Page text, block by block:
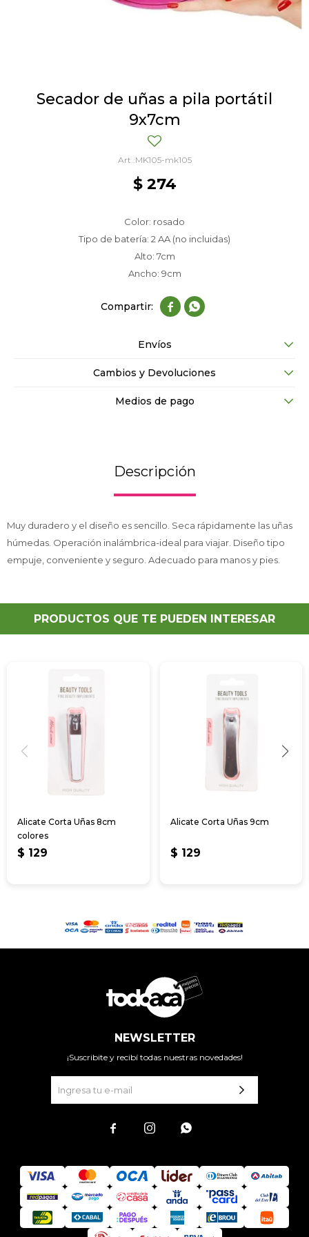
Secador de uñas a pila portátil
9x7cm
MK105-mk105
$ 274
Color: rosado
Tipo de batería: 2 AA (no incluidas)
Alto: 7cm
Ancho: 9cm
 
Envíos
Cambios y Devoluciones
Medios de pago
Descripción
Muy duradero y el diseño es sencillo. Seca rápidamente las uñas
húmedas. Operación inalámbrica-ideal para viajar. Diseño tipo
empuje, conveniente y seguro. Adecuado para manos y pies.
PRODUCTOS QUE TE PUEDEN INTERESAR
Alicate Corta Uñas 8cm
colores
$ 129
Alicate Corta Uñas 9cm
$ 129
NEWSLETTER
¡Suscribite y recibí todas nuestras novedades!
  